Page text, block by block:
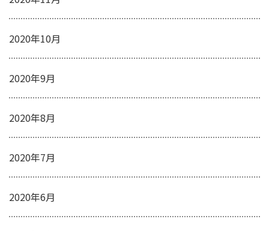
2020年10月
2020年9月
2020年8月
2020年7月
2020年6月